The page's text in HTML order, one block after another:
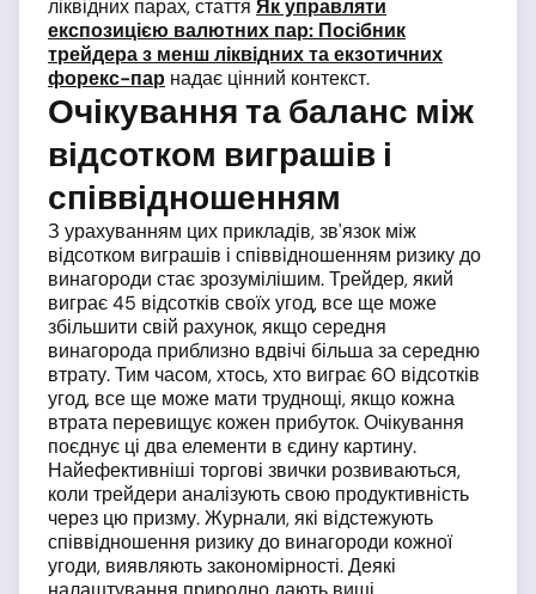
ліквідних парах, стаття Як управляти
експозицією валютних пар: Посібник
трейдера з менш ліквідних та екзотичних
форекс-пар надає цінний контекст.
Очікування та баланс між
відсотком виграшів і
співвідношенням
З урахуванням цих прикладів, зв'язок між
відсотком виграшів і співвідношенням ризику до
винагороди стає зрозумілішим. Трейдер, який
виграє 45 відсотків своїх угод, все ще може
збільшити свій рахунок, якщо середня
винагорода приблизно вдвічі більша за середню
втрату. Тим часом, хтось, хто виграє 60 відсотків
угод, все ще може мати труднощі, якщо кожна
втрата перевищує кожен прибуток. Очікування
поєднує ці два елементи в єдину картину.
Найефективніші торгові звички розвиваються,
коли трейдери аналізують свою продуктивність
через цю призму. Журнали, які відстежують
співвідношення ризику до винагороди кожної
угоди, виявляють закономірності. Деякі